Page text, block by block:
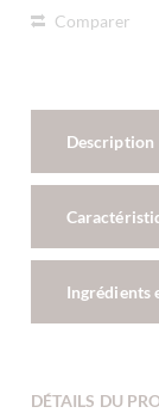
Comparer
Description
Ingrédients
DÉTAILS DU